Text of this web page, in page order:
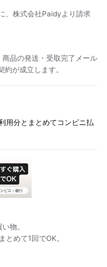
、株式会社Paidyより請求
品の発送・受取完了メール
が成立します。
用分とまとめてコンビニ払
物。
めて1回でOK。